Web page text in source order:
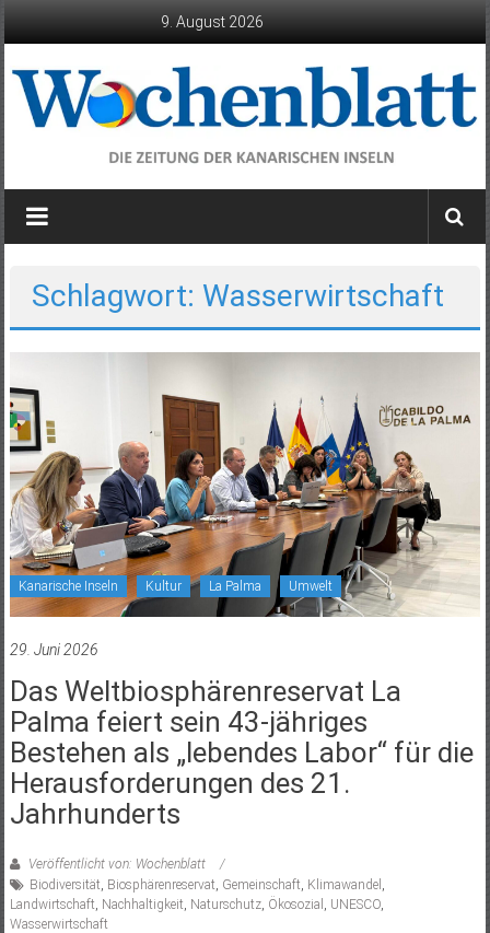
9. August 2026
Wochenblatt
die
Kanarischen
Inseln
Schlagwort: Wasserwirtschaft
Kanarische Inseln Kultur La Palma Umwelt
29. Juni 2026
Das Weltbiosphärenreservat La
Palma feiert sein 43-jähriges
Bestehen als „lebendes Labor“ für die
Herausforderungen des 21.
Jahrhunderts
Veröffentlicht von: Wochenblatt
Biodiversität, Biosphärenreservat, Gemeinschaft, Klimawandel ,
Landwirtschaft, Nachhaltigkeit, Naturschutz, Ökosozial , UNESCO,
Wasserwirtschaft